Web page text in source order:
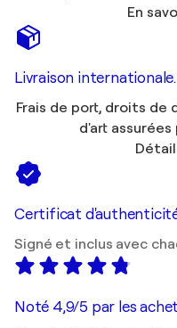
En
Livraison
Frais de port, droits de
d'art
Certificat
Signé et inclus avec
Noté 4,9/5 par les